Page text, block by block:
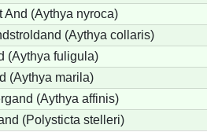
And (Aythya nyroca)
(Aythya collaris)
(Aythya fuligula)
(Aythya marila)
(Aythya affinis)
(Polysticta stelleri)